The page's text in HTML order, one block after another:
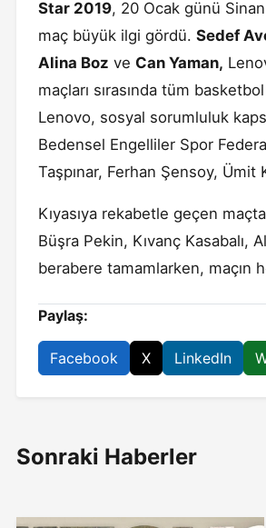
Star 2019, 20 Ocak günü
maç büyük ilgi gördü. Sedef
Alina Boz ve Can Yaman,
maçları sırasında tüm
Lenovo, sosyal sorumluluk
Bedensel Engelliler Spor
Taşpınar, Ferhan Şensoy,
Kıyasıya rekabetle geçen
Büşra Pekin, Kıvanç Kasabalı,
berabere tamamlarken, maçın
Paylaş:
Facebook X LinkedIn
Sonraki Haberler